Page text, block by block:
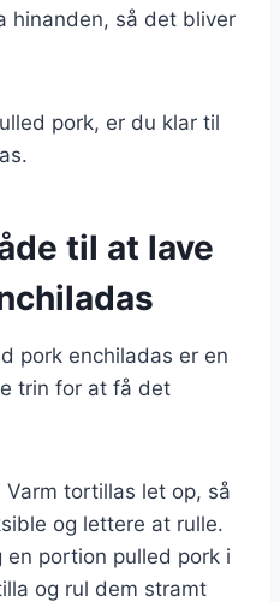
hinanden, så det bliver
pork, er du klar til
til at lave
pork enchiladas er en
trin for at få det
Varm tortillas let op, så
og lettere at rulle.
portion pulled pork i
og rul dem stramt